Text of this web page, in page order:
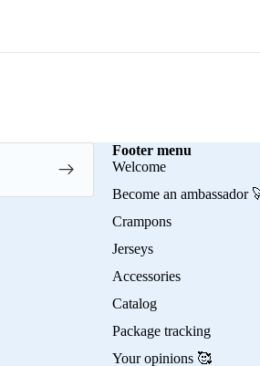
Footer menu
Welcome
Become an ambassador
Crampons
Jerseys
Accessories
Catalog
Package tracking
Your opinions 🥰